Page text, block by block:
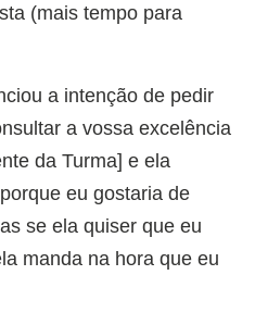
(mais tempo para
a intenção de pedir
a vossa excelência
da Turma] e ela
eu gostaria de
se ela quiser que eu
manda na hora que eu